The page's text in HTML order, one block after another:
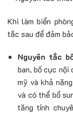
Khi làm biển
tắc sau để đảm
Nguyên tắc
ban, bố cục nội
mỹ và khả
và có thể bổ
tăng tính